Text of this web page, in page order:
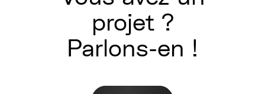
projet ?
Parlons-en !